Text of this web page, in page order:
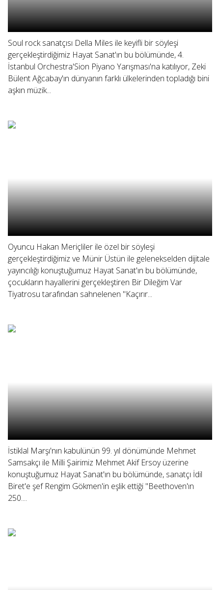
Soul rock sanatçısı Della Miles ile keyifli bir söyleşi
gerçekleştirdiğimiz Hayat Sanat'ın bu bölümünde, 4.
İstanbul Orchestra'Sion Piyano Yarışması'na katılıyor, Zeki
Bülent Ağcabay'ın dünyanın farklı ülkelerinden topladığı bini
aşkın müzik...
Oyuncu Hakan Meriçliler ile özel bir söyleşi
gerçekleştirdiğimiz ve Münir Üstün ile gelenekselden dijitale
yayıncılığı konuştuğumuz Hayat Sanat'ın bu bölümünde,
çocukların hayallerini gerçekleştiren Bir Dileğim Var
Tiyatrosu tarafından sahnelenen "Kaçırır...
İstiklal Marşı'nın kabulünün 99. yıl dönümünde Mehmet
Samsakçı ile Milli Şairimiz Mehmet Akif Ersoy üzerine
konuştuğumuz Hayat Sanat'ın bu bölümünde, sanatçı İdil
Biret'e şef Rengim Gökmen'in eşlik ettiği "Beethoven'ın
250....